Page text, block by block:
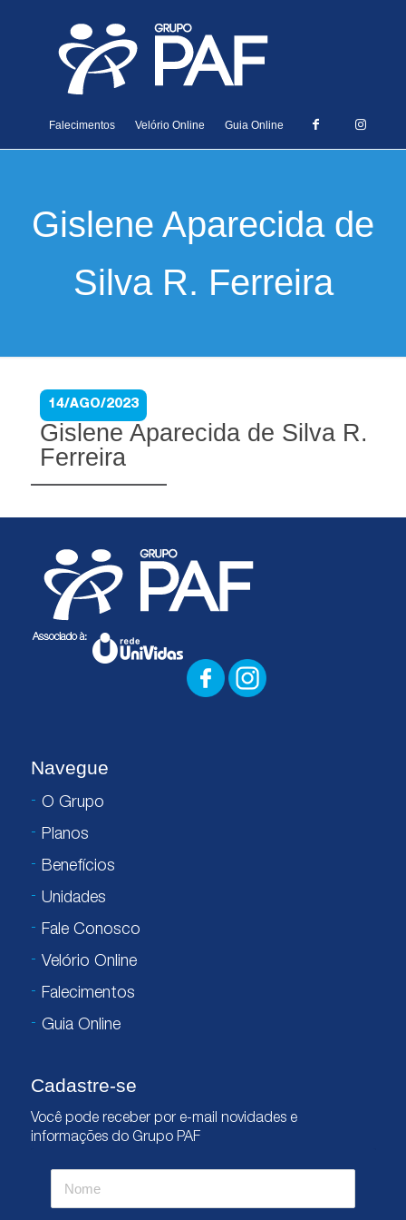
Falecimentos Velório Online Guia Online
Gislene Aparecida de
Silva R. Ferreira
14/AGO/2023
Gislene Aparecida de Silva R.
Ferreira
Navegue
O Grupo
Planos
Benefícios
Unidades
Fale Conosco
Velório Online
Falecimentos
Guia Online
Cadastre-se
Você pode receber por e-mail novidades e
informações do Grupo PAF